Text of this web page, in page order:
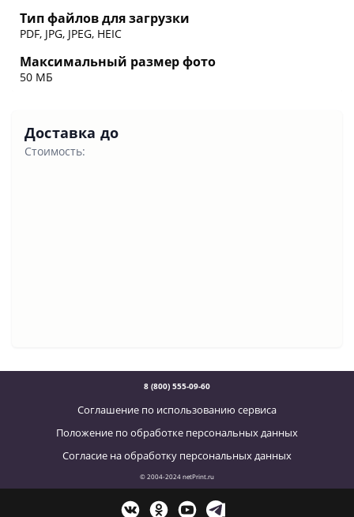
Тип файлов для загрузки
PDF, JPG, JPEG, HEIC
Максимальный размер фото
50 МБ
Доставка до
Стоимость:
8 (800) 555-09-60
Соглашение по использованию сервиса
Положение по обработке персональных данных
Согласие на обработку персональных данных
© 2004-2024 netPrint.ru